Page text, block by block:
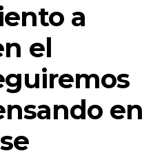
a
el
en